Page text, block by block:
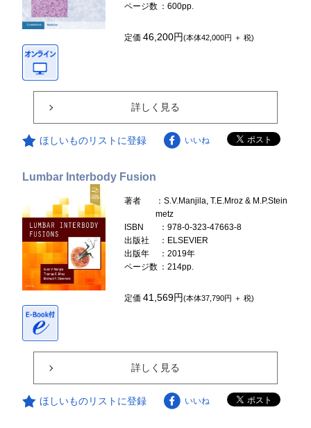
ページ数 ：600pp.
定価46,200円(本体42,000円 ＋ 税)
詳しく見る
ほしいものリストに登録 いいね
Lumbar Interbody Fusion
著者
：S.V.Manjila, T.E.Mroz & M.P.Stein
metz
ISBN
：978-0-323-47663-8
出版社
：ELSEVIER
出版年
：2019年
ページ数 ：214pp.
定価41,569円(本体37,790円 ＋ 税)
詳しく見る
ほしいものリストに登録 いいね